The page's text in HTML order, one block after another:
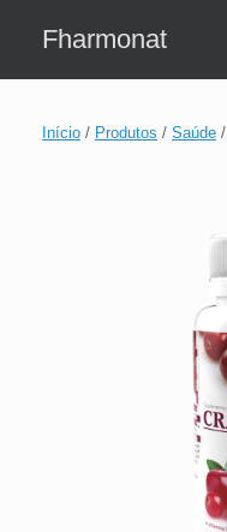
Fharmonat
Início / Produtos / Saúde /